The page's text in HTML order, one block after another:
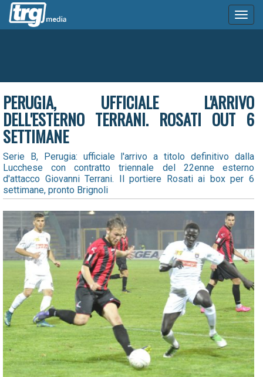
PERUGIA, UFFICIALE L'ARRIVO
DELL'ESTERNO TERRANI. ROSATI OUT 6
SETTIMANE
Serie B, Perugia: ufficiale l'arrivo a titolo definitivo dalla
Lucchese con contratto triennale del 22enne esterno
d'attacco Giovanni Terrani. Il portiere Rosati ai box per 6
settimane, pronto Brignoli